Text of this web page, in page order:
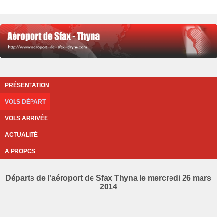
PRÉSENTATION
VOLS DÉPART
VOLS ARRIVÉE
ACTUALITÉ
A PROPOS
Départs de l'aéroport de Sfax Thyna le mercredi 26 mars
2014